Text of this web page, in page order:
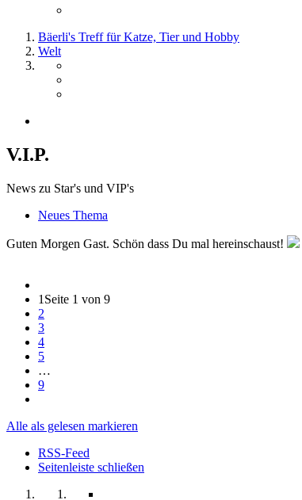
Bäerli's Treff für Katze, Tier und Hobby
Welt
V.I.P.
News zu Star's und VIP's
Neues Thema
Guten Morgen Gast. Schön dass Du mal hereinschaust!
1 Seite 1 von 9
2
3
4
5
…
9
Alle als gelesen markieren
RSS-Feed
Seitenleiste schließen